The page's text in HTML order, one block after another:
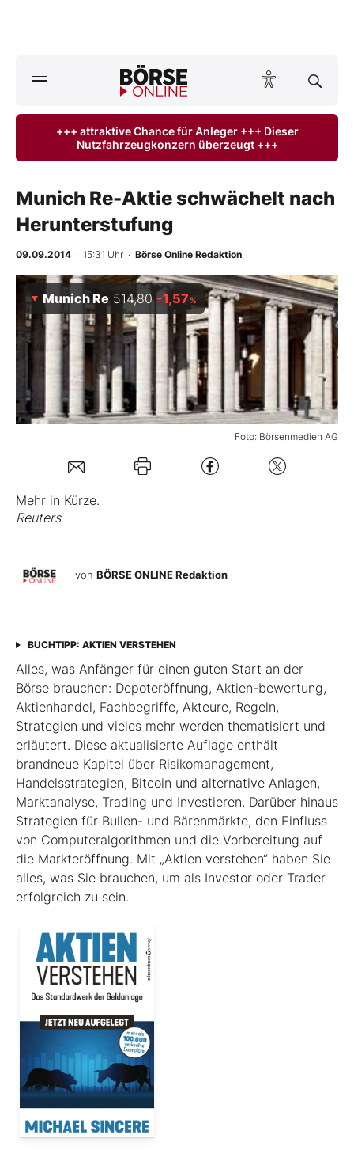
Anlageprodukte
Finanz-Check
Abo & Shop
Experten
Mein B:O
Mein Konto
Kontakt
+++ attraktive Chance für Anleger +++ Dieser
Nutzfahrzeugkonzern überzeugt +++
Munich Re-Aktie schwächelt nach
Herunterstufung
09.09.2014 · 15:31 Uhr · Börse Online Redaktion
Foto: Börsenmedien AG
Munich Re 514,80 -1,57%
Mehr in Kürze.
Reuters
von BÖRSE ONLINE Redaktion
BUCHTIPP: AKTIEN VERSTEHEN
Alles, was Anfänger für einen guten Start an der
Börse brauchen: Depoteröffnung, Aktien-­bewertung,
Aktienhandel, Fachbegriffe, Akteure, Regeln,
Strategien und vieles mehr werden thematisiert und
erläutert. Diese aktualisierte Auflage enthält
brandneue Kapitel über Risikomanagement,
Handelsstrategien, Bitcoin und alternative Anlagen,
Marktanalyse, Trading und Investieren. Darüber hinaus
Strategien für Bullen- und Bärenmärkte, den Einfluss
von ­Computeralgorithmen und die Vorbereitung auf
die Markteröffnung. Mit „Aktien verstehen“ haben Sie
alles, was Sie brauchen, um als Investor oder Trader
erfolgreich zu sein.